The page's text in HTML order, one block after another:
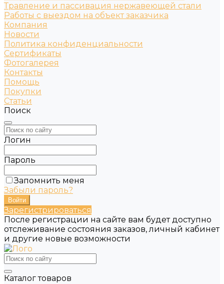
Травление и пассивация нержавеющей стали
Работы с выездом на объект заказчика
Компания
Новости
Политика конфиденциальности
Сертификаты
Фотогалерея
Контакты
Помощь
Покупки
Статьи
Поиск
Логин
Пароль
Запомнить меня
Забыли пароль?
Зарегистрироваться
После регистрации на сайте вам будет доступно
отслеживание состояния заказов, личный кабинет
и другие новые возможности
Каталог товаров